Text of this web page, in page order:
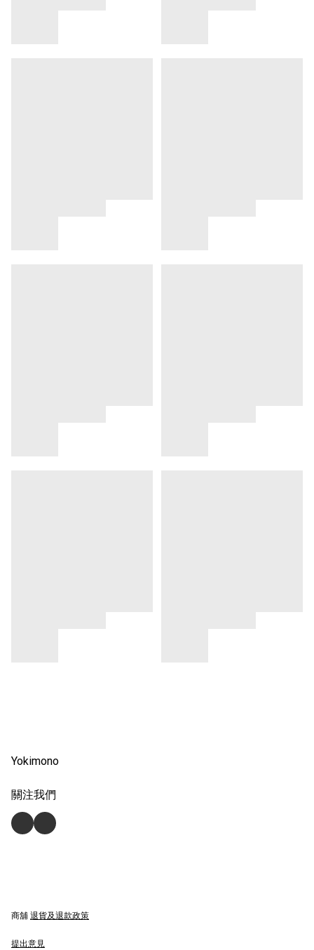
Yokimono
關注我們
商舖 退貨及退款政策
提出意見